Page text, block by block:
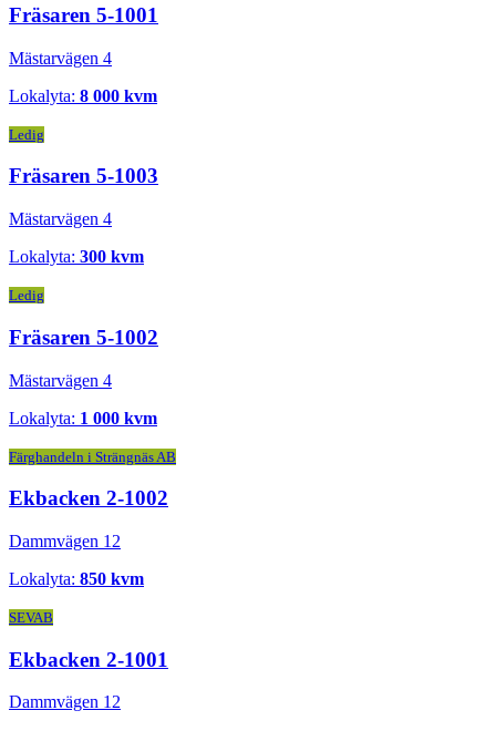
Fräsaren 5-1001
Mästarvägen 4
Lokalyta: 8 000 kvm
Ledig
Fräsaren 5-1003
Mästarvägen 4
Lokalyta: 300 kvm
Ledig
Fräsaren 5-1002
Mästarvägen 4
Lokalyta: 1 000 kvm
Färghandeln i Strängnäs AB
Ekbacken 2-1002
Dammvägen 12
Lokalyta: 850 kvm
SEVAB
Ekbacken 2-1001
Dammvägen 12